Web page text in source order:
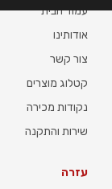
עמוד הבית
אודותינו
צור קשר
קטלוג מוצרים
נקודות מכירה
שירות והתקנה
עזרה